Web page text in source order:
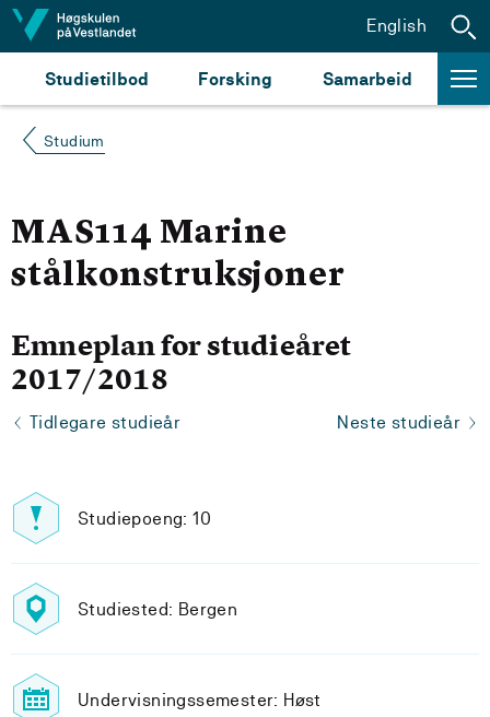
Hopp til innhald
Studietilbod Forsking Samarbeid
English
Studium
MAS114 Marine
stålkonstruksjoner
Emneplan for studieåret
2017/2018
Tidlegare studieår Neste studieår
Studiepoeng: 10
Studiested: Bergen
Undervisningssemester: Høst